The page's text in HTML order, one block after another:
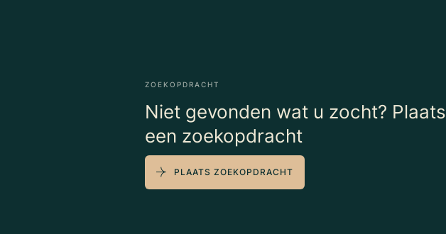
ZOEKOPDRACHT
Niet gevonden wat u zocht? Plaats
een zoekopdracht
PLAATS ZOEKOPDRACHT